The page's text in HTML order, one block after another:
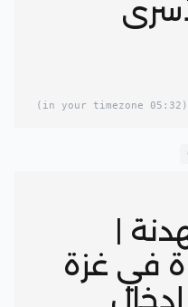
(05:32 in your timezone)
|
في غزة